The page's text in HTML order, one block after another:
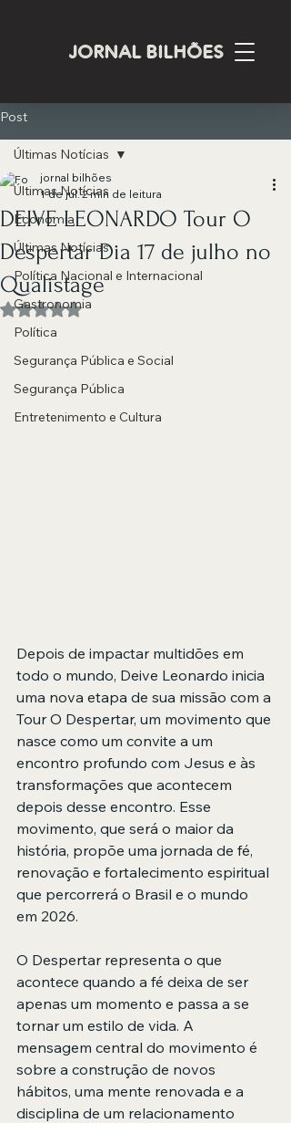
JORNAL BILHÕES
Post
Últimas Notícias
Economia
Últimas Notícias
Política Nacional e Internacional
Gastronomia
Política
Segurança Pública e Social
Segurança Pública
Entretenimento e Cultura
Últimas Notícias
DEIVE LEONARDO Tour O
Despertar Dia 17 de julho no
Qualistage
jornal bilhões
1 de jul.2 min de leitura
Avaliado com NaN de 5 estrelas.
Depois de impactar multidões em
todo o mundo, Deive Leonardo inicia
uma nova etapa de sua missão com a
Tour O Despertar, um movimento que
nasce como um convite a um
encontro profundo com Jesus e às
transformações que acontecem
depois desse encontro. Esse
movimento, que será o maior da
história, propõe uma jornada de fé,
renovação e fortalecimento espiritual
que percorrerá o Brasil e o mundo
em 2026.
O Despertar representa o que
acontece quando a fé deixa de ser
apenas um momento e passa a se
tornar um estilo de vida. A
mensagem central do movimento é
sobre a construção de novos
hábitos, uma mente renovada e a
disciplina de um relacionamento